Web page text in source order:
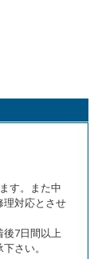
す。また中
理対応とさせ
7日間以上
さい。